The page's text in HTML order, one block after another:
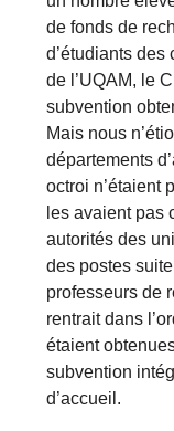
de fonds de
d’étudiants des
de l’UQAM, le
subvention
Mais nous
départements
octroi n’étaient
les avaient pas
autorités des
des postes
professeurs de
rentrait dans
étaient
subvention
d’accueil.